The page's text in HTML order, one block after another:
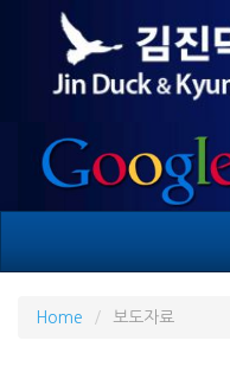
Home 보도자료